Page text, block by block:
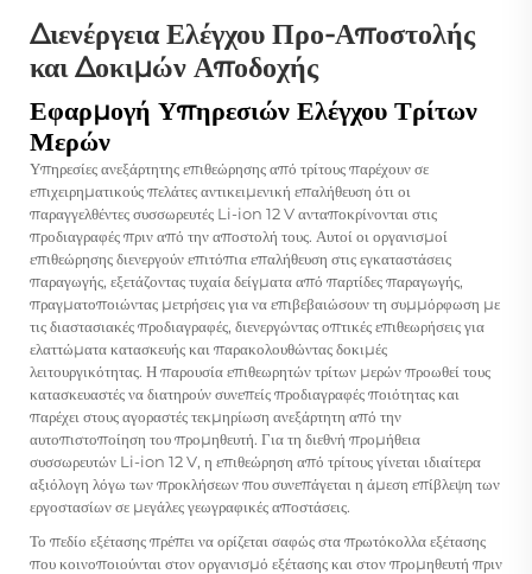
Διενέργεια Ελέγχου Προ-Αποστολής
και Δοκιμών Αποδοχής
Εφαρμογή Υπηρεσιών Ελέγχου Τρίτων
Μερών
Υπηρεσίες ανεξάρτητης επιθεώρησης από τρίτους παρέχουν σε
επιχειρηματικούς πελάτες αντικειμενική επαλήθευση ότι οι
παραγγελθέντες συσσωρευτές Li-ion 12 V ανταποκρίνονται στις
προδιαγραφές πριν από την αποστολή τους. Αυτοί οι οργανισμοί
επιθεώρησης διενεργούν επιτόπια επαλήθευση στις εγκαταστάσεις
παραγωγής, εξετάζοντας τυχαία δείγματα από παρτίδες παραγωγής,
πραγματοποιώντας μετρήσεις για να επιβεβαιώσουν τη συμμόρφωση με
τις διαστασιακές προδιαγραφές, διενεργώντας οπτικές επιθεωρήσεις για
ελαττώματα κατασκευής και παρακολουθώντας δοκιμές
λειτουργικότητας. Η παρουσία επιθεωρητών τρίτων μερών προωθεί τους
κατασκευαστές να διατηρούν συνεπείς προδιαγραφές ποιότητας και
παρέχει στους αγοραστές τεκμηρίωση ανεξάρτητη από την
αυτοπιστοποίηση του προμηθευτή. Για τη διεθνή προμήθεια
συσσωρευτών Li-ion 12 V, η επιθεώρηση από τρίτους γίνεται ιδιαίτερα
αξιόλογη λόγω των προκλήσεων που συνεπάγεται η άμεση επίβλεψη των
εργοστασίων σε μεγάλες γεωγραφικές αποστάσεις.
Το πεδίο εξέτασης πρέπει να ορίζεται σαφώς στα πρωτόκολλα εξέτασης
που κοινοποιούνται στον οργανισμό εξέτασης και στον προμηθευτή πριν